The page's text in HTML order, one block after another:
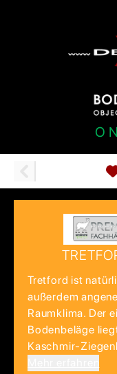
Tretford ist
außerdem
Raumklima. Der
Bodenbeläge
Kaschmir-